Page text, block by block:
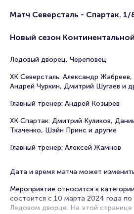
Матч Северсталь - Спартак.
Новый сезон
Ледовый дворец, Череповец
ХК Северсталь: Александр
Андрей Чуркин, Дмитрий Шугаев и
Главный тренер: Андрей Козырев
ХК Спартак: Дмитрий Куликов,
Ткаченко, Шэйн Принс и другие
Главный тренер: Алексей Жамнов
Дата и время матча может
Мероприятие относится к
состоится с 10 марта 2024 года
Ледовом дворце. На этой